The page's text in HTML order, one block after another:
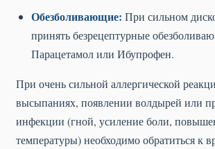
Обезболивающие: При сильном
принять безрецептурные
Парацетамол или Ибупрофен.
При очень сильной аллергической
высыпаниях, появлении волдырей или
инфекции (гной, усиление боли,
температуры) необходимо обратиться к